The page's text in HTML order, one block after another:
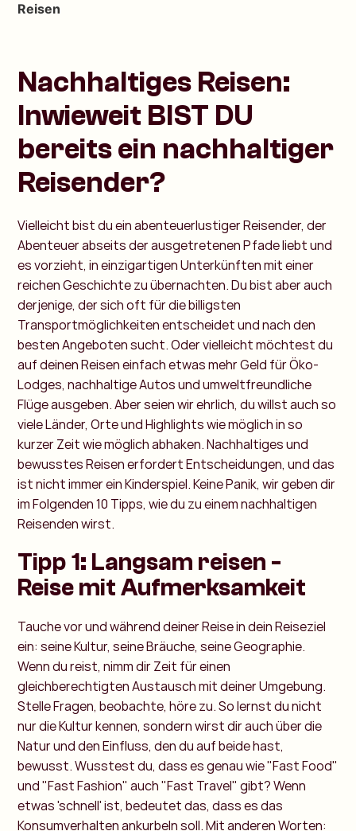
Reisen
Nachhaltiges Reisen:
Inwieweit BIST DU
bereits ein nachhaltiger
Reisender?
Vielleicht bist du ein abenteuerlustiger Reisender, der
Abenteuer abseits der ausgetretenen Pfade liebt und
es vorzieht, in einzigartigen Unterkünften mit einer
reichen Geschichte zu übernachten. Du bist aber auch
derjenige, der sich oft für die billigsten
Transportmöglichkeiten entscheidet und nach den
besten Angeboten sucht. Oder vielleicht möchtest du
auf deinen Reisen einfach etwas mehr Geld für Öko-
Lodges, nachhaltige Autos und umweltfreundliche
Flüge ausgeben. Aber seien wir ehrlich, du willst auch so
viele Länder, Orte und Highlights wie möglich in so
kurzer Zeit wie möglich abhaken. Nachhaltiges und
bewusstes Reisen erfordert Entscheidungen, und das
ist nicht immer ein Kinderspiel. Keine Panik, wir geben dir
im Folgenden 10 Tipps, wie du zu einem nachhaltigen
Reisenden wirst.
Tipp 1: Langsam reisen -
Reise mit Aufmerksamkeit
Tauche vor und während deiner Reise in dein Reiseziel
ein: seine Kultur, seine Bräuche, seine Geographie.
Wenn du reist, nimm dir Zeit für einen
gleichberechtigten Austausch mit deiner Umgebung.
Stelle Fragen, beobachte, höre zu. So lernst du nicht
nur die Kultur kennen, sondern wirst dir auch über die
Natur und den Einfluss, den du auf beide hast,
bewusst. Wusstest du, dass es genau wie "Fast Food"
und "Fast Fashion" auch "Fast Travel" gibt? Wenn
etwas 'schnell' ist, bedeutet das, dass es das
Konsumverhalten ankurbeln soll. Mit anderen Worten: